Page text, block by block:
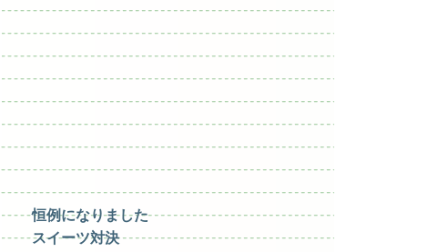
恒例になりました
スイーツ対決